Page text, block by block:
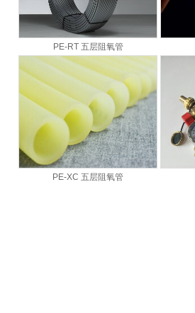
PE-RT 五层阻氧管
PE-XC 五层阻氧管